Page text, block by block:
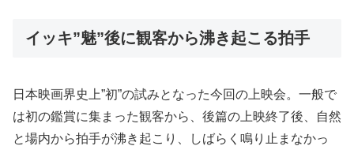
イッキ”魅”後に観客から沸き起こる拍手
日本映画界史上”初”の試みとなった今回の上映会。一般で
は初の鑑賞に集まった観客から、後篇の上映終了後、自然
と場内から拍手が沸き起こり、しばらく鳴り止まなかっ